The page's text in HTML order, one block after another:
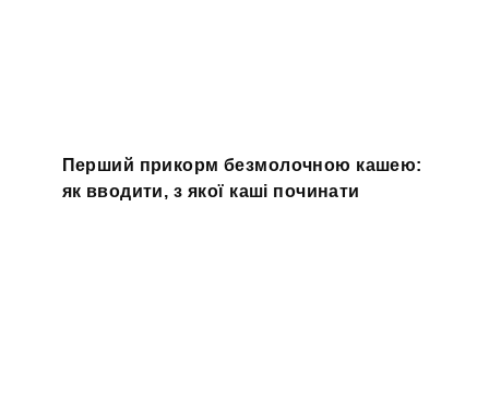
Перший прикорм безмолочною кашею:
як вводити, з якої каші починати